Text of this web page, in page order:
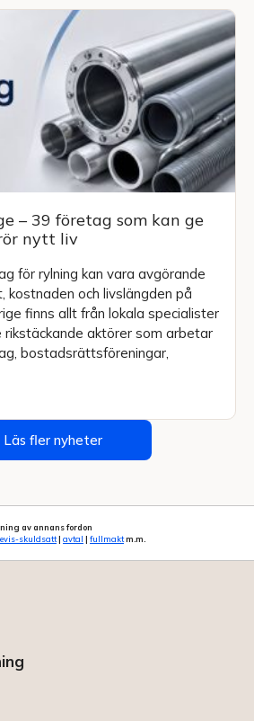
– 39 företag som kan ge
nytt liv
för rylning kan vara avgörande
kostnaden och livslängden på
finns allt från lokala specialister
rikstäckande aktörer som arbetar
bostadsrättsföreningar,
Läs fler nyheter
av annans fordon
skuldsatt| avtal | fullmaktm.m.